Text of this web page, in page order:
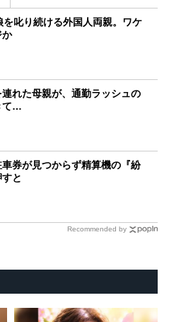
を叱り続ける外国人両親。ワケ
か
れた母親が、通勤ラッシュの
て…
車券が見つからず精算機の『紛
と
Recommended by